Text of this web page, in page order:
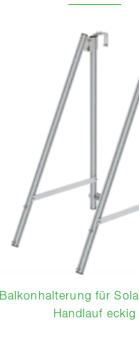
Balkonhalterung für
Handlauf eckig